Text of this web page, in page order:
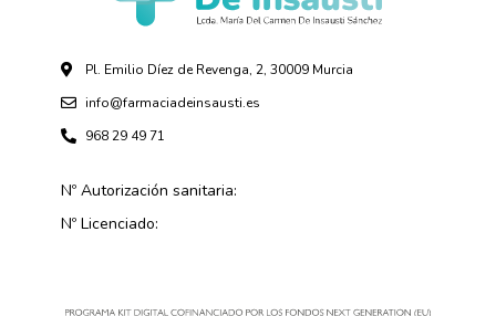
Pl. Emilio Díez de Revenga, 2, 30009 Murcia
info@farmaciadeinsausti.es
968 29 49 71
Nº Autorización sanitaria:
Nº Licenciado: